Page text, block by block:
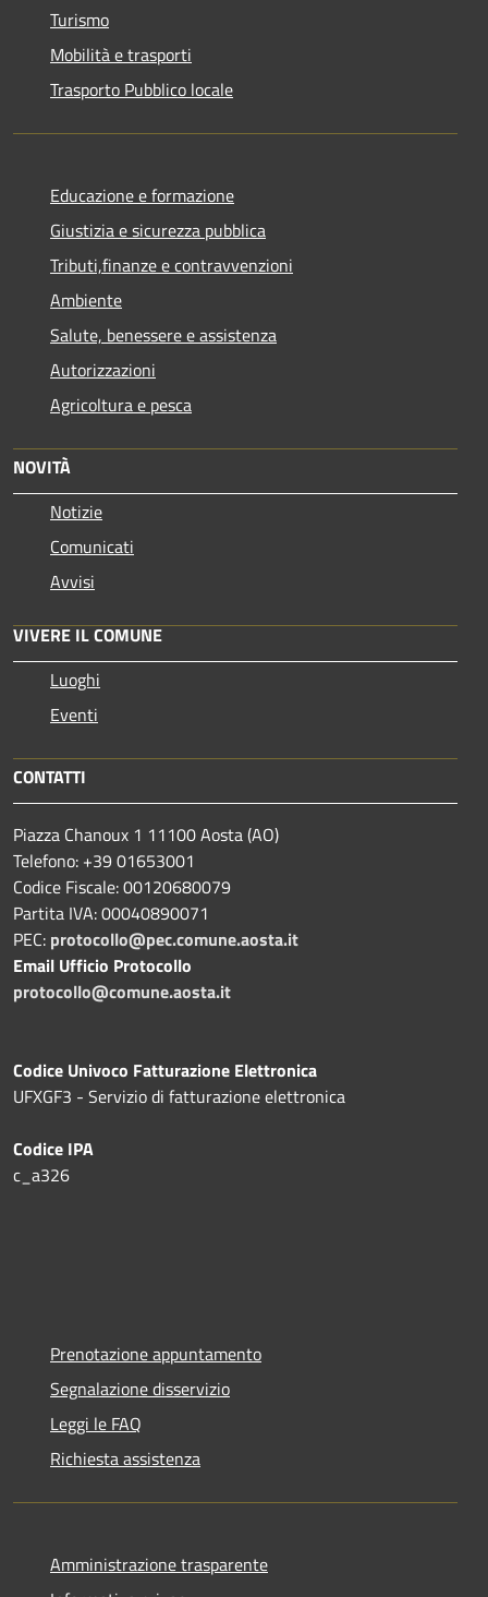
Turismo
Mobilità e trasporti
Trasporto Pubblico locale
Educazione e formazione
Giustizia e sicurezza pubblica
Tributi,finanze e contravvenzioni
Ambiente
Salute, benessere e assistenza
Autorizzazioni
Agricoltura e pesca
NOVITÀ
Notizie
Comunicati
Avvisi
VIVERE IL COMUNE
Luoghi
Eventi
CONTATTI
Piazza Chanoux 1 11100 Aosta (AO)
Telefono: +39 01653001
Codice Fiscale: 00120680079
Partita IVA: 00040890071
PEC: protocollo@pec.comune.aosta.it
Email Ufficio Protocollo
protocollo@comune.aosta.it
Codice Univoco Fatturazione Elettronica
UFXGF3 - Servizio di fatturazione elettronica
Codice IPA
c_a326
Prenotazione appuntamento
Segnalazione disservizio
Leggi le FAQ
Richiesta assistenza
Amministrazione trasparente